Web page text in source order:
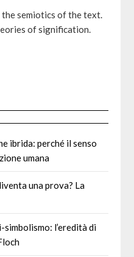
semiotics of the text.
of signification.
ibrida: perché il senso
umana
una prova? La
l’eredità di